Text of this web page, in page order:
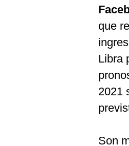
que
Libra
2021
Son